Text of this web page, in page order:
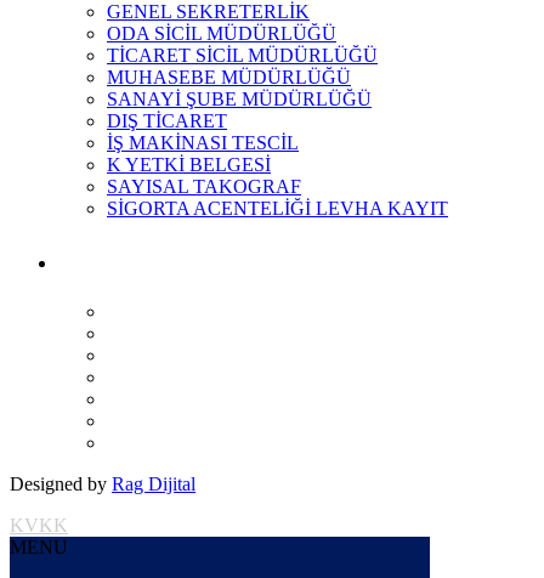
GENEL SEKRETERLİK
ODA SİCİL MÜDÜRLÜĞÜ
TİCARET SİCİL MÜDÜRLÜĞÜ
MUHASEBE MÜDÜRLÜĞÜ
SANAYİ ŞUBE MÜDÜRLÜĞÜ
DIŞ TİCARET
İŞ MAKİNASI TESCİL
K YETKİ BELGESİ
SAYISAL TAKOGRAF
SİGORTA ACENTELİĞİ LEVHA KAYIT
Designed by Rag Dijital
KVKK
MENU